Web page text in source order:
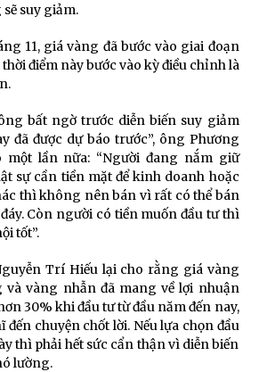
suy giảm.
11, giá vàng đã bước vào giai đoạn
điểm này bước vào kỳ điều chỉnh là
bất ngờ trước diễn biến suy giảm
đã được dự báo trước”, ông Phương
một lần nữa: “Người đang nắm giữ
sự cần tiền mặt để kinh doanh hoặc
thì không nên bán vì rất có thể bán
Còn người có tiền muốn đầu tư thì
tốt”.
Trí Hiếu lại cho rằng giá vàng
và vàng nhẫn đã mang về lợi nhuận
30% khi đầu tư từ đầu năm đến nay,
đến chuyện chốt lời. Nếu lựa chọn đầu
thì phải hết sức cẩn thận vì diễn biến
lường.